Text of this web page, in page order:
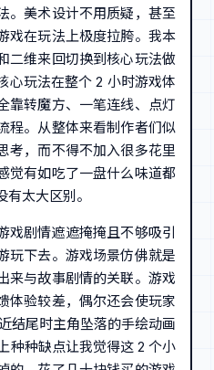
。美术设计不用质疑，甚至
戏在玩法上极度拉胯。我本
二维来回切换到核心玩法做
心玩法在整个 2 小时游戏体
靠转魔方、一笔连线、点灯
程。从整体来看制作者们似
考，而不得不加入很多花里
觉有如吃了一盘什么味道都
太大区别。
戏剧情遮遮掩掩且不够吸引
玩下去。游戏场景仿佛就是
来与故事剧情的关联。游戏
体验较差，偶尔还会使玩家
结尾时主角坠落的手绘动画
种种缺点让我觉得这 2 个小